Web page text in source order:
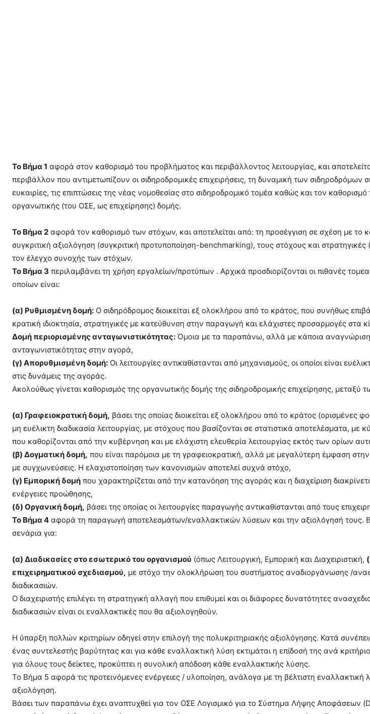
Το Βήμα 1 αφορά στον καθορισμό του προβλήματος και περιβάλλοντος λειτουργίας, και
περιβάλλον που αντιμετωπίζουν οι σιδηροδρομικές επιχειρήσεις, τη δυναμική των σιδηροδρόμων
ευκαιρίες, τις επιπτώσεις της νέας νομοθεσίας στο σιδηροδρομικό τομέα καθώς και τον
οργανωτικής (του ΟΣΕ, ως επιχείρησης) δομής.
Το Βήμα 2 αφορά τον καθορισμό των στόχων, και αποτελείται από: τη προσέγγιση σε σχέση με το
συγκριτική αξιολόγηση (συγκριτική προτυποποίηση-benchmarking), τους στόχους και
τον έλεγχο συνοχής των στόχων.
Το Βήμα 3 περιλαμβάνει τη χρήση εργαλείων/προτύπων . Αρχικά προσδιορίζονται οι πιθανές
οποίων είναι:
(α) Ρυθμισμένη δομή: Ο σιδηρόδρομος διοικείται εξ ολοκλήρου από το κράτος, που συνήθως
κρατική ιδιοκτησία, στρατηγικές με κατεύθυνση στην παραγωγή και ελάχιστες προσαρμογές στα
Δομή περιορισμένης ανταγωνιστικότητας: Όμοια με τα παραπάνω, αλλά με κάποια
ανταγωνιστικότητας στην αγορά,
(γ) Απορυθμισμένη δομή: Οι λειτουργίες αντικαθίστανται από μηχανισμούς, οι οποίοι είναι
στις δυνάμεις της αγοράς.
Ακολούθως γίνεται καθορισμός της οργανωτικής δομής της σιδηροδρομικής επιχείρησης, μεταξύ
(α) Γραφειοκρατική δομή, βάσει της οποίας διοικείται εξ ολοκλήρου από το κράτος (ορισμένες
μη ευέλικτη διαδικασία λειτουργίας, με στόχους που βασίζονται σε στατιστικά αποτελέσματα, με
που καθορίζονται από την κυβέρνηση και με ελάχιστη ελευθερία λειτουργίας εκτός των ορίων
(β) Δογματική δομή, που είναι παρόμοια με τη γραφειοκρατική, αλλά με μεγαλύτερη έμφαση
με συγχωνεύσεις. Η ελαχιστοποίηση των κανονισμών αποτελεί συχνά στόχο,
(γ) Εμπορική δομή που χαρακτηρίζεται από την κατανόηση της αγοράς και η διαχείριση
ενέργειες προώθησης,
(δ) Οργανική δομή, βάσει της οποίας οι λειτουργίες παραγωγής αντικαθίστανται από τους
Το Βήμα 4 αφορά τη παραγωγή αποτελεσμάτων/εναλλακτικών λύσεων και την αξιολόγησή τους.
σενάρια για:
(α) Διαδικασίες στο εσωτερικό του οργανισμού (όπως Λειτουργική, Εμπορική και Διαχειριστική,
επιχειρηματικού σχεδιασμού, με στόχο την ολοκλήρωση του συστήματος αναδιοργάνωσης /
διαδικασιών.
Ο διαχειριστής επιλέγει τη στρατηγική αλλαγή που επιθυμεί και οι διάφορες δυνατότητες
διαδικασιών είναι οι εναλλακτικές που θα αξιολογηθούν.
Η ύπαρξη πολλών κριτηρίων οδηγεί στην επιλογή της πολυκριτηριακής αξιολόγησης. Κατά
ένας συντελεστής βαρύτητας και για κάθε εναλλακτική λύση εκτιμάται η επίδοσή της ανά
για όλους τους δείκτες, προκύπτει η συνολική απόδοση κάθε εναλλακτικής λύσης.
Το Βήμα 5 αφορά τις προτεινόμενες ενέργειες / υλοποίηση, ανάλογα με τη βέλτιστη εναλλακτική
αξιολόγηση.
Βάσει των παραπάνω έχει αναπτυχθεί για τον ΟΣΕ Λογισμικό για το Σύστημα Λήψης Αποφάσεων